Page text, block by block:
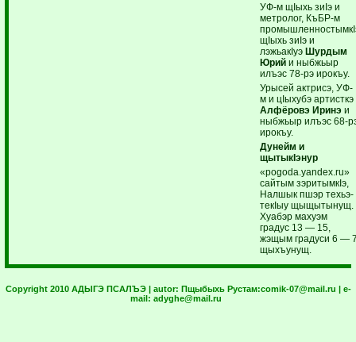
УФ-м щIыхь зиIэ и
метролог, КъБР-м
щIыхь зиIэ и
лэжьакIуэШурдым
Юрий и ныбжьыр
илъэс 78-рэ ирокъу.
Урысей актрисэ, УФ-
м и цIыхубэ артисткэ
Алфёровэ Иринэ и
ныбжьыр илъэс 68-
ирокъу.
Дунейм и
щытыкIэнур
«pogoda.yandex.ru»
сайтым зэритымкIэ,
Налшык пшэр техьэ-
текIыу щыщытынущ.
Хуабэр махуэм
градус 13 — 15,
жэщым градуси 6 —
щыхъунущ.
Copyright 2010 АДЫГЭ ПСАЛЪЭ | autor: Пщыбыхь Рустам:comik-07@mail.ru | e-
mail: adyghe@mail.ru